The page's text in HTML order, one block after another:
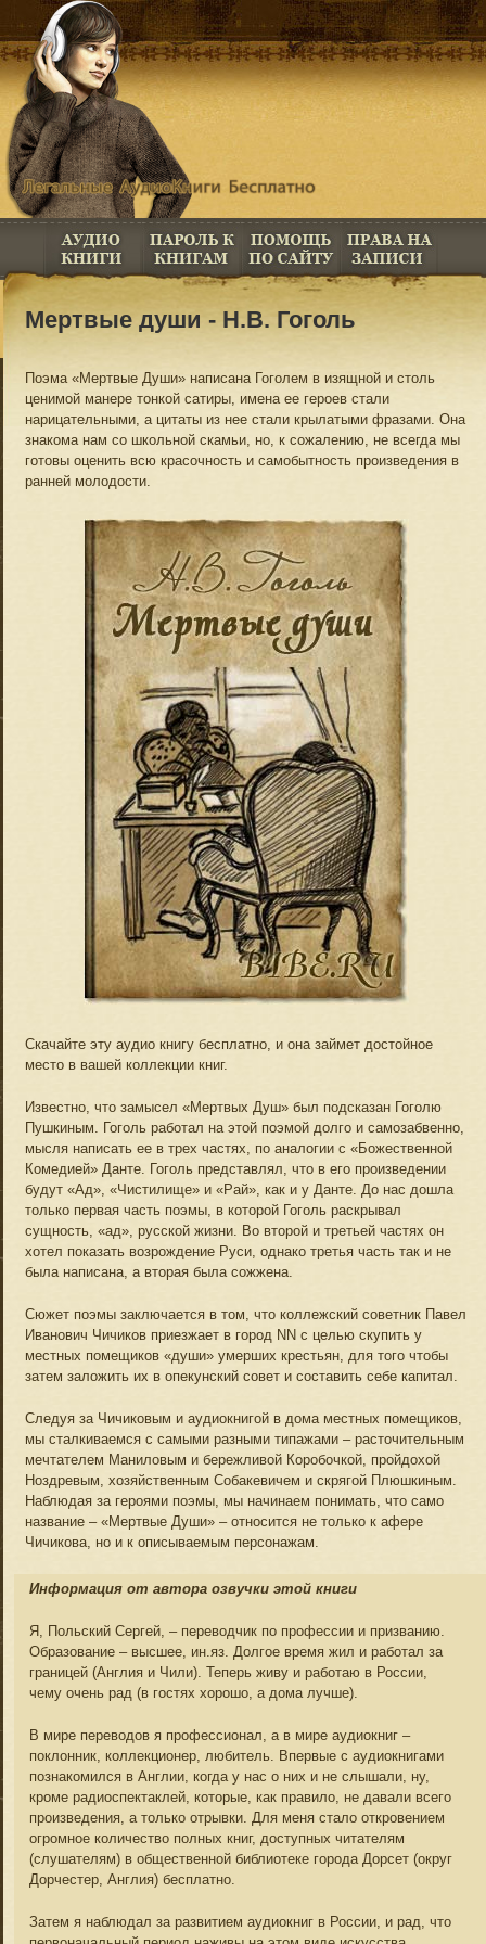
Мертвые души - Н.В. Гоголь
Поэма «Мертвые Души» написана Гоголем в изящной и столь
ценимой манере тонкой сатиры, имена ее героев стали
нарицательными, а цитаты из нее стали крылатыми фразами. Она
знакома нам со школьной скамьи, но, к сожалению, не всегда мы
готовы оценить всю красочность и самобытность произведения в
ранней молодости.
Скачайте эту аудио книгу бесплатно, и она займет достойное
место в вашей коллекции книг.
Известно, что замысел «Мертвых Душ» был подсказан Гоголю
Пушкиным. Гоголь работал на этой поэмой долго и самозабвенно,
мысля написать ее в трех частях, по аналогии с «Божественной
Комедией» Данте. Гоголь представлял, что в его произведении
будут «Ад», «Чистилище» и «Рай», как и у Данте. До нас дошла
только первая часть поэмы, в которой Гоголь раскрывал
сущность, «ад», русской жизни. Во второй и третьей частях он
хотел показать возрождение Руси, однако третья часть так и не
была написана, а вторая была сожжена.
Сюжет поэмы заключается в том, что коллежский советник Павел
Иванович Чичиков приезжает в город NN с целью скупить у
местных помещиков «души» умерших крестьян, для того чтобы
затем заложить их в опекунский совет и составить себе капитал.
Следуя за Чичиковым и аудиокнигой в дома местных помещиков,
мы сталкиваемся с самыми разными типажами – расточительным
мечтателем Маниловым и бережливой Коробочкой, пройдохой
Ноздревым, хозяйственным Собакевичем и скрягой Плюшкиным.
Наблюдая за героями поэмы, мы начинаем понимать, что само
название – «Мертвые Души» – относится не только к афере
Чичикова, но и к описываемым персонажам.
Информация от автора озвучки этой книги
Я, Польский Сергей, – переводчик по профессии и призванию.
Образование – высшее, ин.яз. Долгое время жил и работал за
границей (Англия и Чили). Теперь живу и работаю в России,
чему очень рад (в гостях хорошо, а дома лучше).
В мире переводов я профессионал, а в мире аудиокниг –
поклонник, коллекционер, любитель. Впервые с аудиокнигами
познакомился в Англии, когда у нас о них и не слышали, ну,
кроме радиоспектаклей, которые, как правило, не давали всего
произведения, а только отрывки. Для меня стало откровением
огромное количество полных книг, доступных читателям
(слушателям) в общественной библиотеке города Дорсет (округ
Дорчестер, Англия) бесплатно.
Затем я наблюдал за развитием аудиокниг в России, и рад, что